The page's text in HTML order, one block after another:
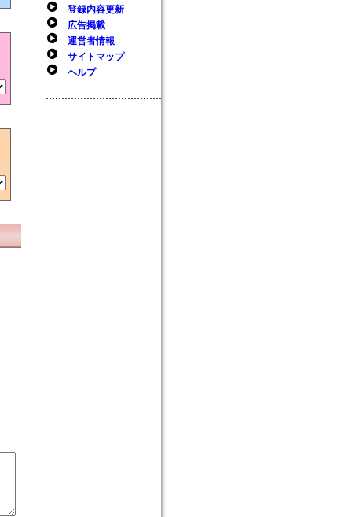
登録内容更新
広告掲載
運営者情報
サイトマップ
ヘルプ